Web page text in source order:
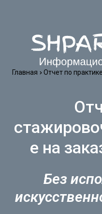
е на
Без
Главная Отчет по практике